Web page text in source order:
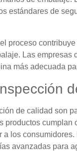
estándares de
proceso
Las empresas
más adecuada
de calidad son
productos
a los
avanzadas para